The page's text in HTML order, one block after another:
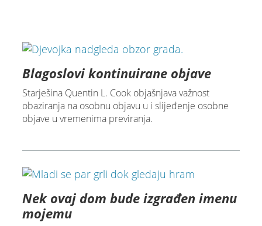
Blagoslovi kontinuirane objave
Starješina Quentin L. Cook objašnjava važnost
obaziranja na osobnu objavu u i slijeđenje osobne
objave u vremenima previranja.
Nek ovaj dom bude izgrađen imenu
mojemu